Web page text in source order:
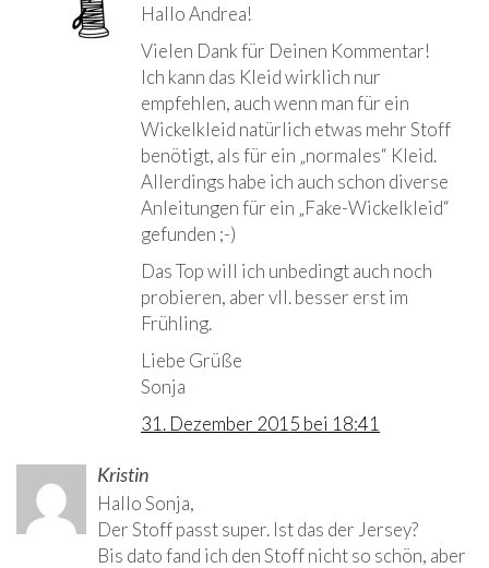
Hallo Andrea!
Vielen Dank für Deinen Kommentar!
Ich kann das Kleid wirklich nur
empfehlen, auch wenn man für ein
Wickelkleid natürlich etwas mehr Stoff
benötigt, als für ein „normales“ Kleid.
Allerdings habe ich auch schon diverse
Anleitungen für ein „Fake-Wickelkleid“
gefunden ;-)
Das Top will ich unbedingt auch noch
probieren, aber vll. besser erst im
Frühling.
Liebe Grüße
Sonja
31. Dezember 2015 bei 18:41
Kristin
Hallo Sonja,
Der Stoff passt super. Ist das der Jersey?
Bis dato fand ich den Stoff nicht so schön, aber